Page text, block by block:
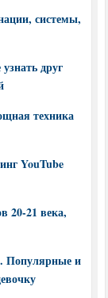
системы,
друг
техника
YouTube
20-21 века,
Популярные и